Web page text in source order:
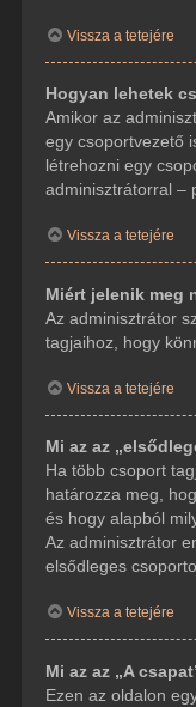
Vissza a tetejére
Hogyan lehetek
Amikor az
egy csoportvezető
létrehozni egy
adminisztrátorral –
Vissza a tetejére
Miért jelenik meg
Az adminisztrátor
tagjaihoz, hogy
Vissza a tetejére
Mi az az
Ha több csoport
határozza meg,
és hogy alapból
Az adminisztrátor
elsődleges
Vissza a tetejére
Mi az az „A
Ezen az oldalon